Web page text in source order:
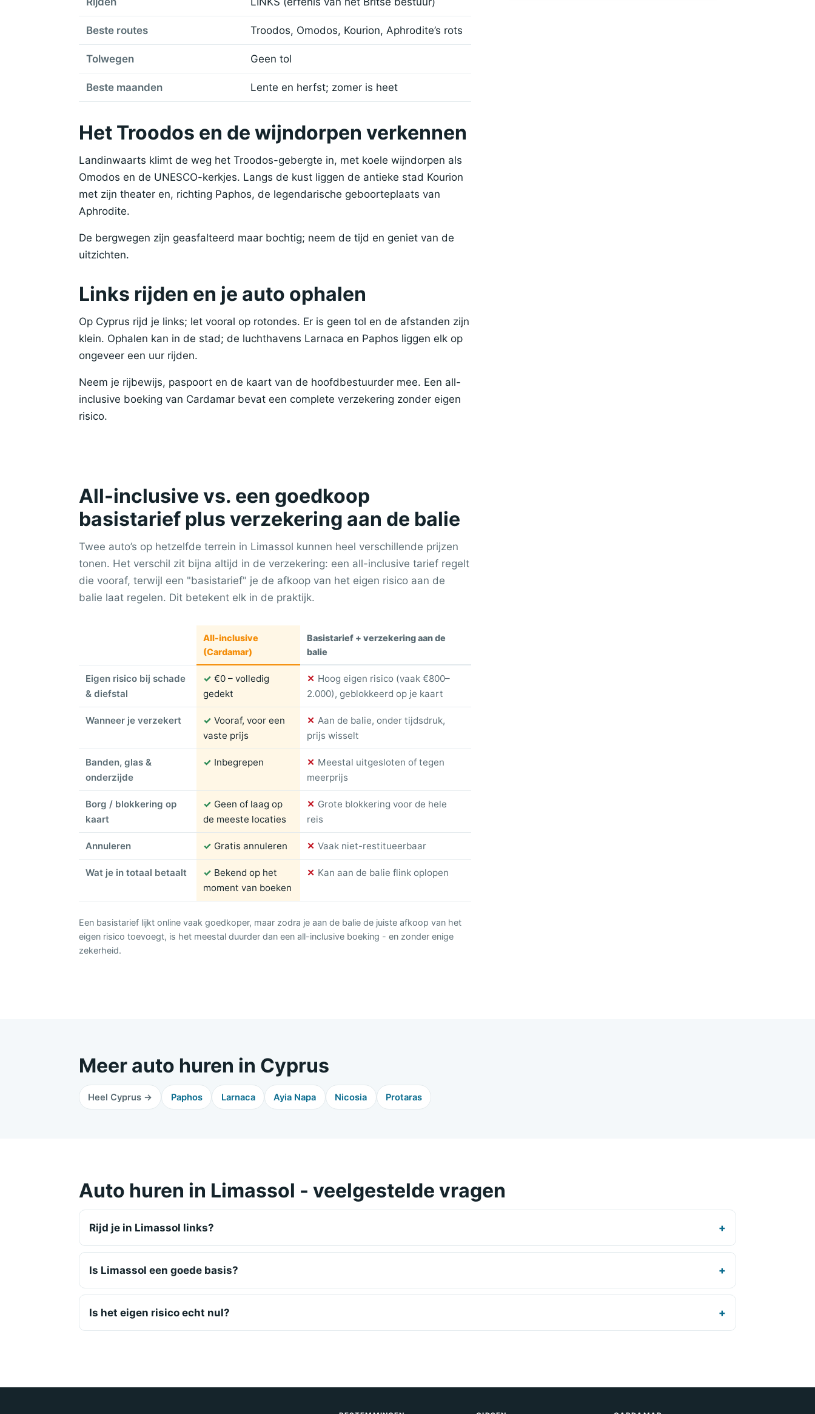
Beste routes Troodos, Omodos, Kourion, Aphrodite’s rots
Tolwegen Geen tol
Beste maanden Lente en herfst; zomer is heet
Het Troodos en de wijndorpen verkennen
Landinwaarts klimt de weg het Troodos-gebergte in, met koele wijndorpen als
Omodos en de UNESCO-kerkjes. Langs de kust liggen de antieke stad Kourion
met zijn theater en, richting Paphos, de legendarische geboorteplaats van
Aphrodite.
De bergwegen zijn geasfalteerd maar bochtig; neem de tijd en geniet van de
uitzichten.
Links rijden en je auto ophalen
Op Cyprus rijd je links; let vooral op rotondes. Er is geen tol en de afstanden zijn
klein. Ophalen kan in de stad; de luchthavens Larnaca en Paphos liggen elk op
ongeveer een uur rijden.
Neem je rijbewijs, paspoort en de kaart van de hoofdbestuurder mee. Een all-
inclusive boeking van Cardamar bevat een complete verzekering zonder eigen
risico.
All-inclusive vs. een goedkoop
basistarief plus verzekering aan de balie
Twee auto’s op hetzelfde terrein in Limassol kunnen heel verschillende prijzen
tonen. Het verschil zit bijna altijd in de verzekering: een all-inclusive tarief regelt
die vooraf, terwijl een "basistarief" je de afkoop van het eigen risico aan de
balie laat regelen. Dit betekent elk in de praktijk.
All-inclusive
(Cardamar)
Basistarief + verzekering aan de
balie
Eigen risico bij schade
& diefstal
✓ €0 – volledig
gedekt
✕ Hoog eigen risico (vaak €800–
2.000), geblokkeerd op je kaart
Wanneer je verzekert ✓ Vooraf, voor een
vaste prijs
✕ Aan de balie, onder tijdsdruk,
prijs wisselt
Banden, glas &
onderzijde
✓ Inbegrepen ✕ Meestal uitgesloten of tegen
meerprijs
Borg / blokkering op
kaart
✓ Geen of laag op
de meeste locaties
✕ Grote blokkering voor de hele
reis
Annuleren ✓ Gratis annuleren ✕ Vaak niet-restitueerbaar
Wat je in totaal betaalt ✓ Bekend op het
moment van boeken
✕ Kan aan de balie flink oplopen
Een basistarief lijkt online vaak goedkoper, maar zodra je aan de balie de juiste afkoop van het
eigen risico toevoegt, is het meestal duurder dan een all-inclusive boeking - en zonder enige
zekerheid.
Meer auto huren in Cyprus
Heel Cyprus → Paphos Larnaca Ayia Napa Nicosia Protaras
Auto huren in Limassol - veelgestelde vragen
Rijd je in Limassol links?
Is Limassol een goede basis?
Is het eigen risico echt nul?